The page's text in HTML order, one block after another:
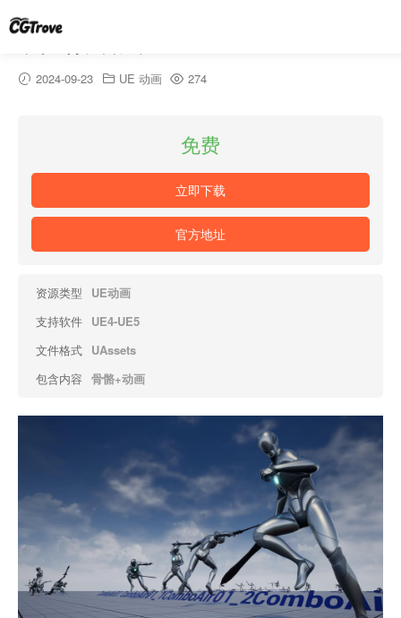
2024-09-23 UE 动画 274
免费
立即下载
官方地址
资源类型
UE动画
支持软件 UE4-UE5
文件格式 UAssets
包含内容 骨骼+动画